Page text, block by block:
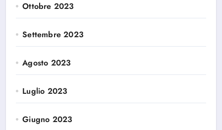
Ottobre 2023
Settembre 2023
Agosto 2023
Luglio 2023
Giugno 2023